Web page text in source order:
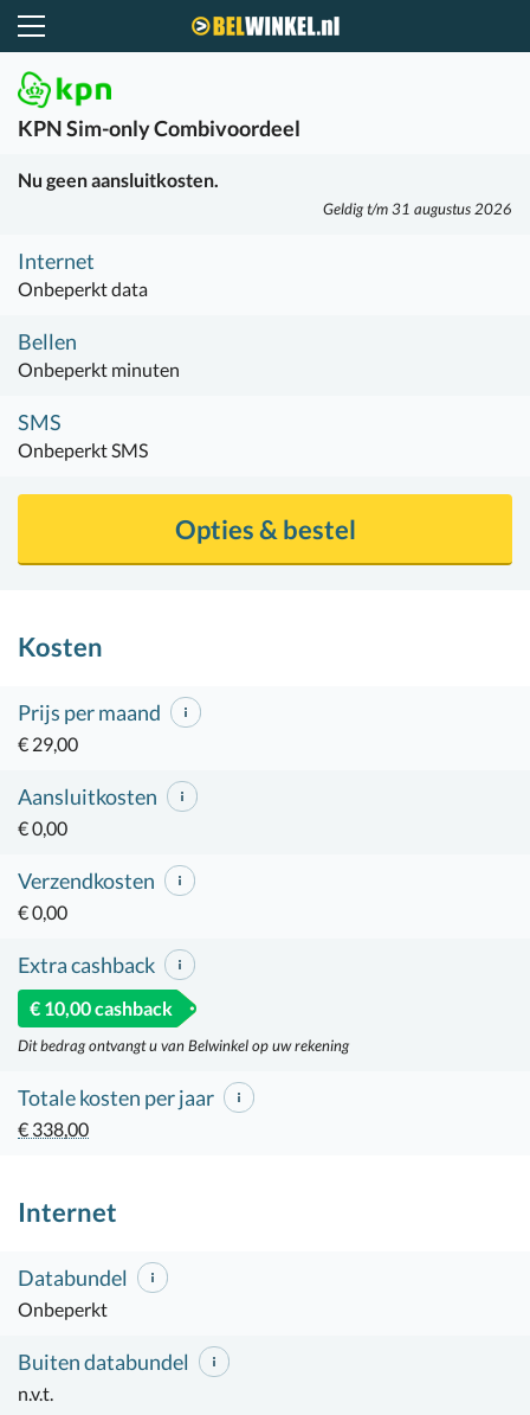
KPNSim-only Combivoordeel
Nu geen aansluitkosten.
Geldig t/m 31 augustus 2026
Internet
Onbeperkt data
Bellen
Onbeperkt minuten
SMS
Onbeperkt SMS
Opties & bestel
Kosten
Prijs per maand
€ 29,00
Aansluitkosten
€ 0,00
Verzendkosten
€ 0,00
Extra cashback
€ 10,00 cashback
Dit bedrag ontvangt u van Belwinkel op uw rekening
Totale kosten per jaar
€ 338,00
Internet
Databundel
Onbeperkt
Buiten databundel
n.v.t.